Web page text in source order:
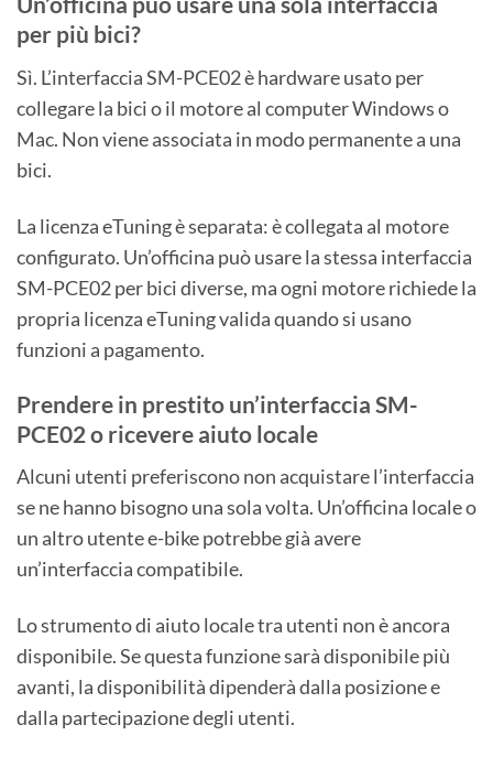
per più bici?
Sì. L’interfaccia SM-PCE02 è hardware usato per
collegare la bici o il motore al computer Windows o
Mac. Non viene associata in modo permanente a una
bici.
La licenza eTuning è separata: è collegata al motore
configurato. Un’officina può usare la stessa interfaccia
SM-PCE02 per bici diverse, ma ogni motore richiede la
propria licenza eTuning valida quando si usano
funzioni a pagamento.
Prendere in prestito un’interfaccia SM-
PCE02 o ricevere aiuto locale
Alcuni utenti preferiscono non acquistare l’interfaccia
se ne hanno bisogno una sola volta. Un’officina locale o
un altro utente e-bike potrebbe già avere
un’interfaccia compatibile.
Lo strumento di aiuto locale tra utenti non è ancora
disponibile. Se questa funzione sarà disponibile più
avanti, la disponibilità dipenderà dalla posizione e
dalla partecipazione degli utenti.